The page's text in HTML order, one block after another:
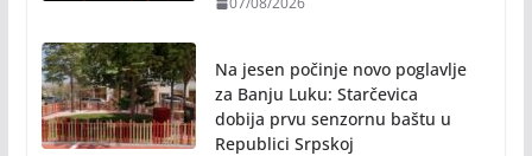
Na jesen počinje novo poglavlje
za Banju Luku: Starčevica
dobija prvu senzornu baštu u
Republici Srpskoj